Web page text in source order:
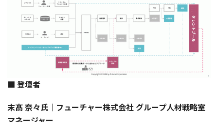
■ 登壇者
末髙 奈々氏｜フューチャー株式会社 グループ人材戦略室